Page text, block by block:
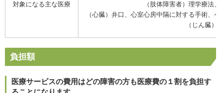
対象になる主な医療
（肢体障害者）理学療法
（心臓）弁口、心室心房中隔に対する手術、
（じん臓
負担額
医療サービスの費用はどの障害の方も医療費の１割を負担す